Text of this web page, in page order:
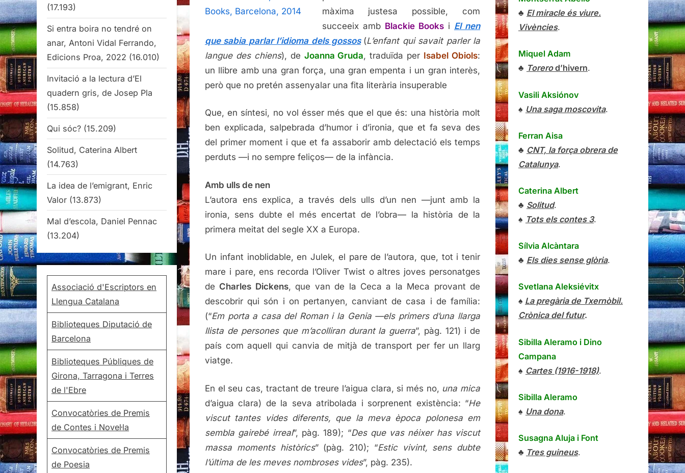
màxima justesa possible, com
succeeix amb Blackie Booksi El nen
que sabia parlar l’idioma dels gossos (L’enfant qui savait parler la
langue des chiens), de Joanna Gruda, traduïda per Isabel Obiols:
un llibre amb una gran força, una gran empenta i un gran interès,
però que no pretén assenyalar una fita literària insuperable
Que, en síntesi, no vol ésser més que el que és: una història molt
ben explicada, salpebrada d’humor i d’ironia, que et fa seva des
del primer moment i que et fa assaborir amb delectació els temps
perduts —i no sempre feliços— de la infància.
Amb ulls de nen
L’autora ens explica, a través dels ulls d’un nen —junt amb la
ironia, sens dubte el més encertat de l’obra— la història de la
primera meitat del segle XX a Europa.
Un infant inoblidable, en Julek, el pare de l’autora, que, tot i tenir
mare i pare, ens recorda l’Oliver Twist o altres joves personatges
de Charles Dickens, que van de la Ceca a la Meca provant de
descobrir qui són i on pertanyen, canviant de casa i de família:
(“Em porta a casa del Roman i la Genia —els primers d’una llarga
llista de persones que m’acolliran durant la guerra”, pàg. 121) i de
país com aquell qui canvia de mitjà de transport per fer un llarg
viatge.
En el seu cas, tractant de treure l’aigua clara, si més no, una mica
d’aigua clara) de la seva atribolada i sorprenent existència: “He
viscut tantes vides diferents, que la meva època polonesa em
sembla gairebé irreal”, pàg. 189); “Des que vas néixer has viscut
massa moments històrics” (pàg. 210); “Estic vivint, sens dubte
l’última de les meves nombroses vides”, pàg. 235).
(17.193)
Si entra boira no tendré on
anar, Antoni Vidal Ferrando,
Edicions Proa, 2022 (16.010)
Invitació a la lectura d’El
quadern gris, de Josep Pla
(15.858)
Qui sóc? (15.209)
Solitud, Caterina Albert
(14.763)
La idea de l’emigrant, Enric
Valor (13.873)
Mal d’escola, Daniel Pennac
(13.204)
Associació d'Escriptors en
Llengua Catalana
Biblioteques Diputació de
Barcelona
Biblioteques Públiques de
Girona, Tarragona i Terres
de l'Ebre
Convocatòries de Premis
de Contes i Novel·la
Convocatòries de Premis
de Poesia
♣ El miracle és viure.
Vivències.
Miquel Adam
♣ Torerod’hivern.
Vasili Aksiónov
♠ Una saga moscovita.
Ferran Aisa
♣ CNT, la força obrera de
Catalunya.
Caterina Albert
♣ Solitud.
♠ Tots els contes 3.
Sílvia Alcàntara
♣ Els dies sense glòria.
Svetlana Aleksiévitx
♠ La pregària de Txernòbil.
Crònica del futur.
Sibilla Aleramo i Dino
Campana
♠ Cartes (1916-1918).
Sibilla Aleramo
♠ Una dona.
Susagna Aluja i Font
♣ Tres guineus.